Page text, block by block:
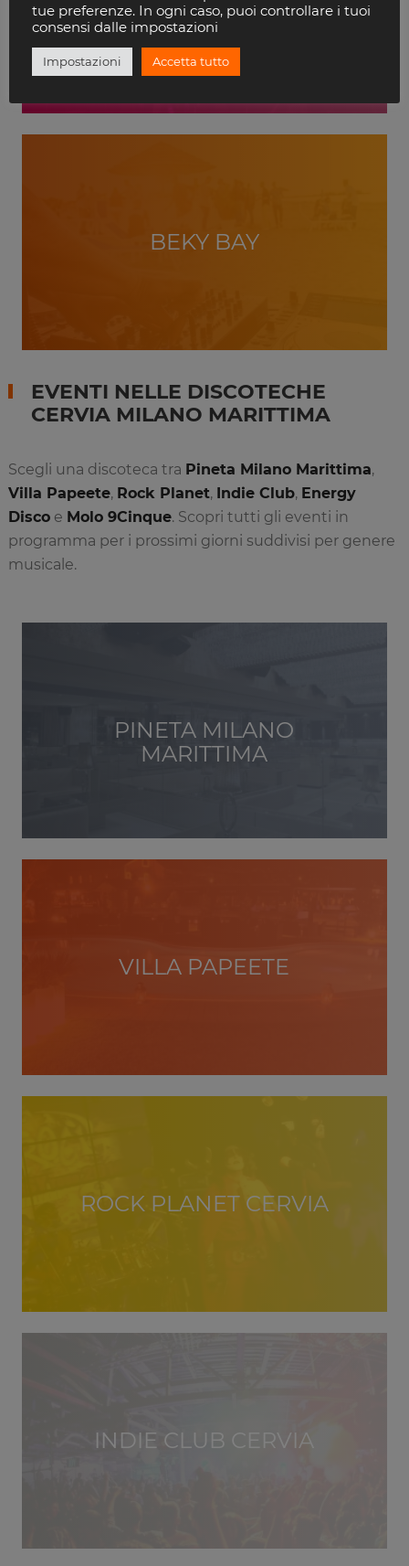
RICCIONE
BEKY BAY
EVENTI NELLE DISCOTECHE
CERVIA MILANO MARITTIMA
Scegli una discoteca tra Pineta Milano Marittima,
Villa Papeete, Rock Planet, Indie Club, Energy
Discoe Molo 9Cinque. Scopri tutti gli eventi in
programma per i prossimi giorni suddivisi per genere
musicale.
PINETA MILANO
MARITTIMA
VILLA PAPEETE
ROCK PLANET CERVIA
INDIE CLUB CERVIA
tue preferenze. In ogni caso, puoi controllare i tuoi
consensi dalle impostazioni
Impostazioni Accetta tutto